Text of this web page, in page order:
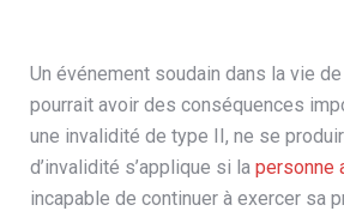
Un événement soudain dans la vie de
pourrait avoir des conséquences
une invalidité de type II, ne se
d’invalidité s’applique si la personne
incapable de continuer à exercer sa